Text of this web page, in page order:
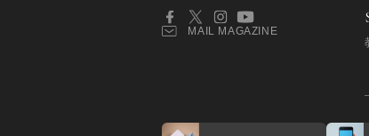
MAIL MAGAZINE